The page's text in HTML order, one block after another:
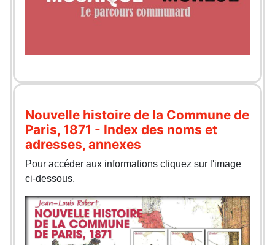
Nouvelle histoire de la Commune de
Paris, 1871 - Index des noms et
adresses, annexes
Pour accéder aux informations cliquez sur l'image
ci-dessous.